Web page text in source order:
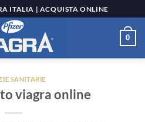
ITALIA | ACQUISTA ONLINE
0
SANITARIE
viagra online